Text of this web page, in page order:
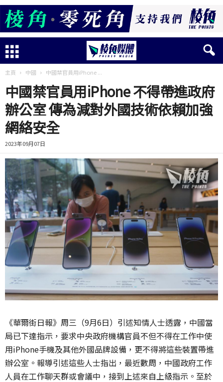
主頁 中國 中國禁官員用iPhone ...
中國禁官員用iPhone 不得帶進政府
辦公室 傳為減對外國技術依賴加強
網絡安全
2023年09月07日
《華爾街日報》周三（9月6日）引述知情人士透露，中國當
局已下達指示，要求中央政府機構官員不但不得在工作中使
用iPhone手機及其他外國品牌設備，更不得將這些裝置帶進
辦公室。報導引述這些人士指出，最近數周，中國政府工作
人員在工作聊天群或會議中，接到上述來自上級指示。至於